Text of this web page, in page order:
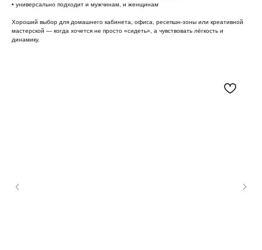
• универсально подходит и мужчинам, и женщинам
Хороший выбор для домашнего кабинета, офиса, ресепшн-зоны или креативной
мастерской — когда хочется не просто «сидеть», а чувствовать лёгкость и
динамику.